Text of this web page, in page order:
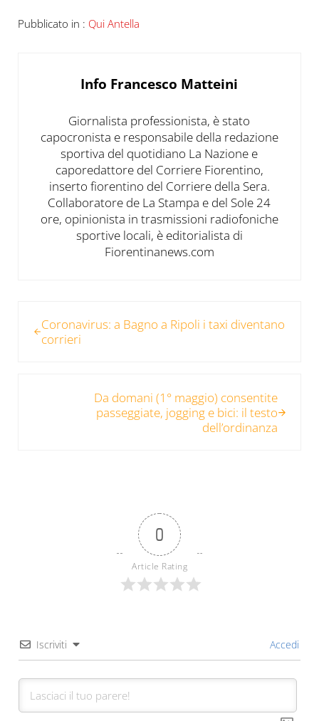
Pubblicato in : Qui Antella
Info Francesco Matteini
Giornalista professionista, è stato
capocronista e responsabile della redazione
sportiva del quotidiano La Nazione e
caporedattore del Corriere Fiorentino,
inserto fiorentino del Corriere della Sera.
Collaboratore de La Stampa e del Sole 24
ore, opinionista in trasmissioni radiofoniche
sportive locali, è editorialista di
Fiorentinanews.com
Coronavirus: a Bagno a Ripoli i taxi diventano
corrieri
Da domani (1° maggio) consentite
passeggiate, jogging e bici: il testo
dell’ordinanza
0
Article Rating
Iscriviti Accedi